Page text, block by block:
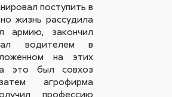
поступить в
жизнь рассудила
армию, закончил
водителем в
на этих
это был совхоз
агрофирма
профессию